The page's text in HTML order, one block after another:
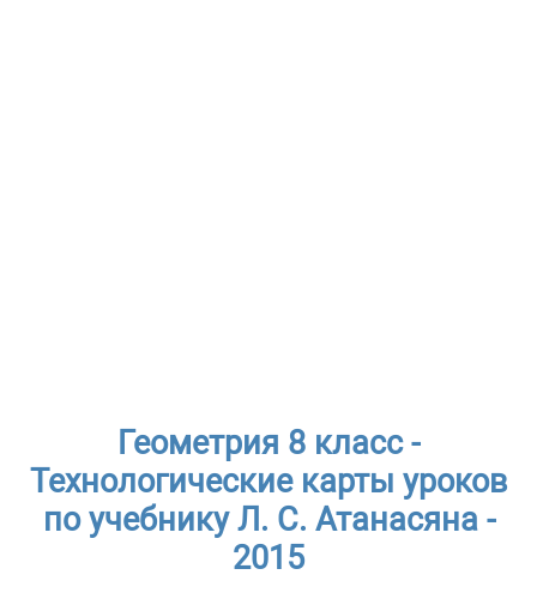
Геометрия 8 класс -
Технологические карты уроков
по учебнику Л. С. Атанасяна -
2015